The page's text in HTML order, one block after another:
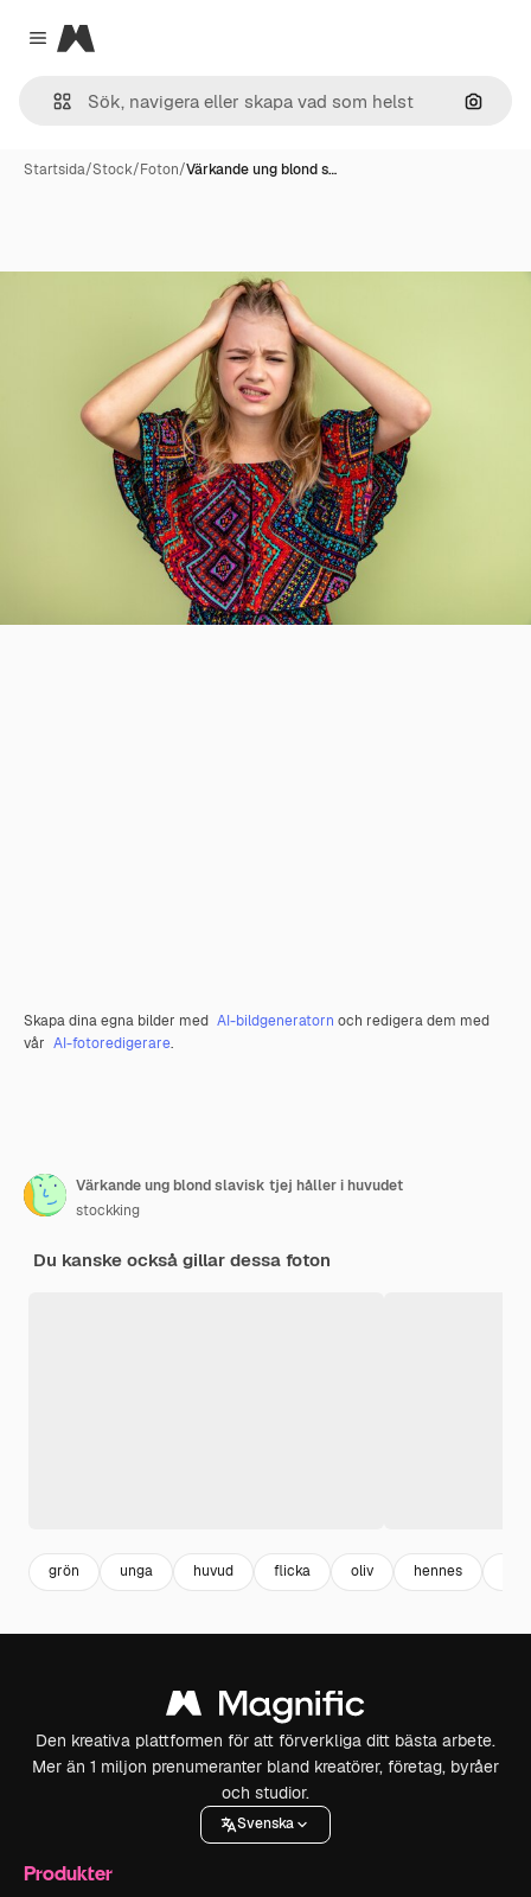
Close menu
Magnific
Sök
Startsida/Stock/Foton/Värkande ung blond s…
Skapa dina egna bilder med AI-bildgeneratorn och redigera dem med
vår AI-fotoredigerare.
Värkande ung blond slavisk tjej håller i huvudet
stockking
Du kanske också gillar dessa foton
grön unga huvud flicka oliv hennes
Den kreativa plattformen för att förverkliga ditt bästa arbete.
Mer än 1 miljon prenumeranter bland kreatörer, företag, byråer
och studior.
Svenska
Produkter